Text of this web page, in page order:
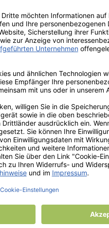
- freie Sicht › Neutralisiert
Zuhause oder fürs Büro ›
freie Sicht › Neutralisiert
Zuhause oder fürs Büro ›